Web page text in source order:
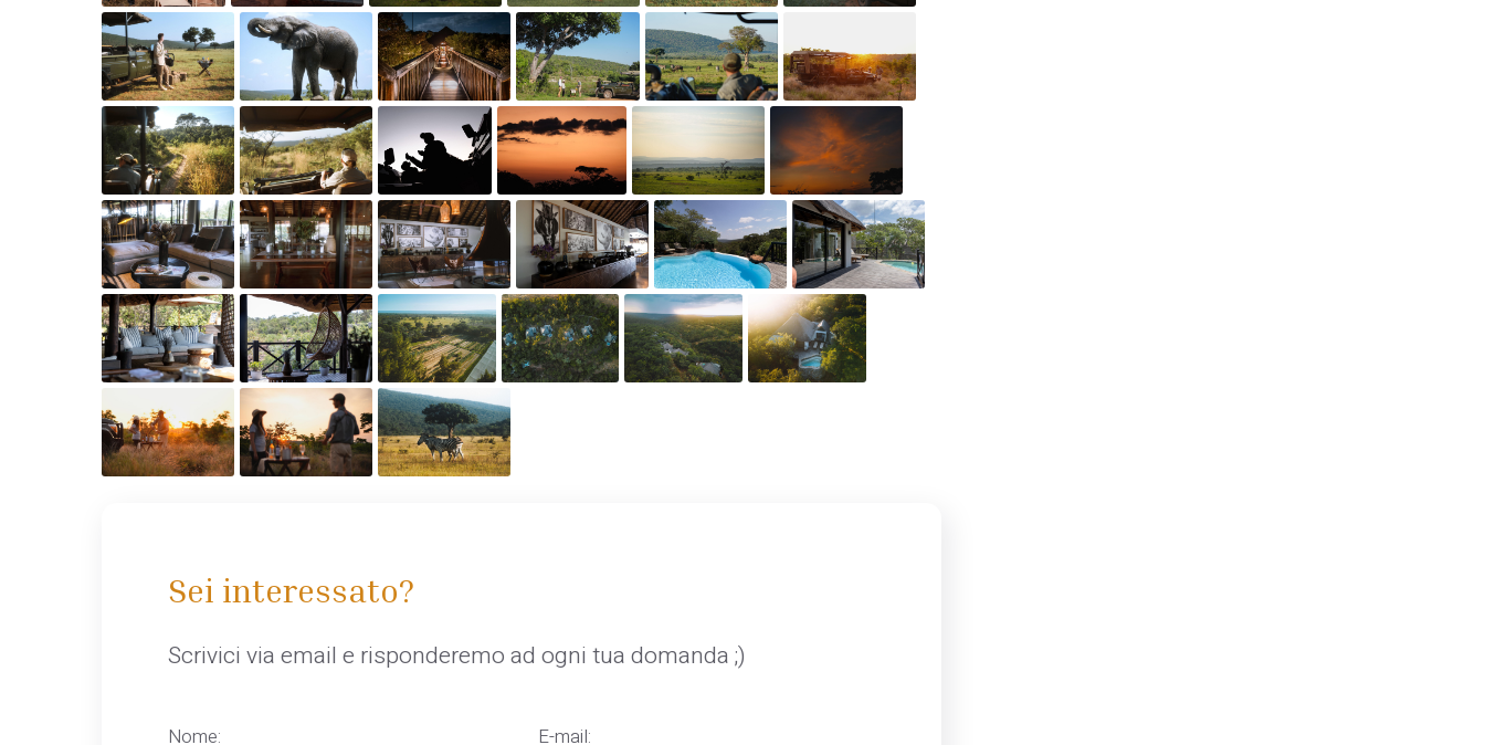
Sei interessato?
Scrivici via email e risponderemo ad ogni tua domanda ;)
Nome: E-mail: